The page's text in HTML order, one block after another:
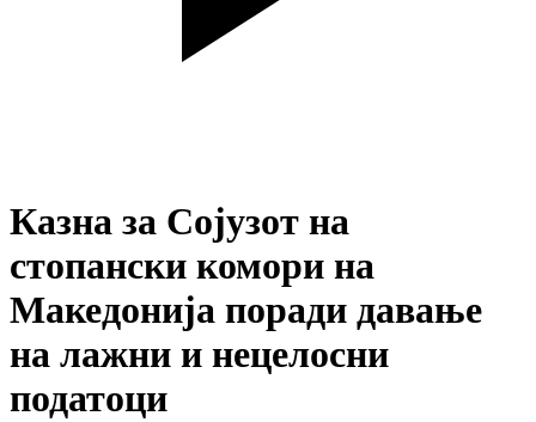
Казна за Сојузот на
стопански комори на
Македонија поради давање
на лажни и нецелосни
податоци